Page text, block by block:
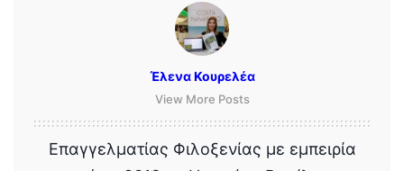
Έλενα Κουρελέα
View More Posts
Επαγγελματίας Φιλοξενίας με εμπειρία